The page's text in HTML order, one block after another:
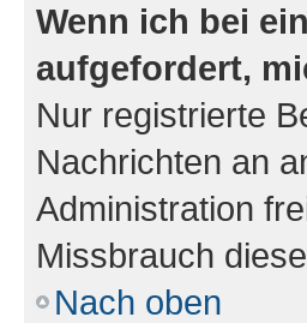
Wenn ich bei
aufgefordert,
Nur registrierte
Nachrichten an
Administration
Missbrauch
Nach oben